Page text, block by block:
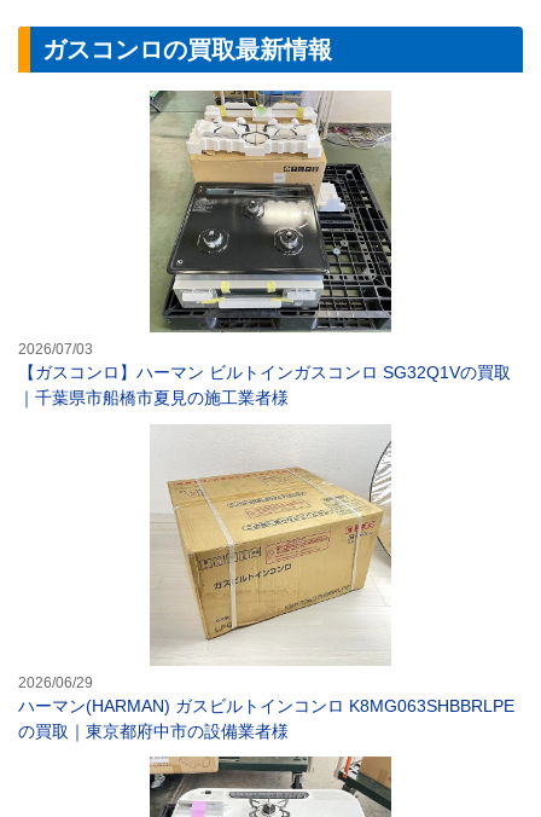
ガスコンロの買取最新情報
2026/07/03
【ガスコンロ】ハーマン ビルトインガスコンロ SG32Q1Vの買取
｜千葉県市船橋市夏見の施工業者様
2026/06/29
ハーマン(HARMAN) ガスビルトインコンロ K8MG063SHBBRLPE
の買取｜東京都府中市の設備業者様